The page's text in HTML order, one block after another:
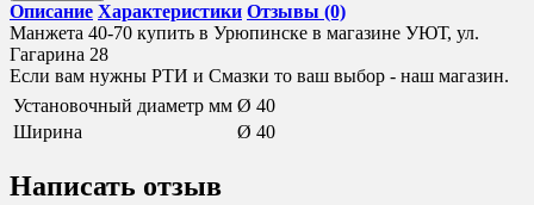
Описание Характеристики Отзывы (0)
Манжета 40-70 купить в Урюпинске в магазине УЮТ, ул.
Гагарина 28
Если вам нужны РТИ и Смазки то ваш выбор - наш магазин.
Установочный диаметр мм Ø 40
Ширина
Ø 40
Написать отзыв